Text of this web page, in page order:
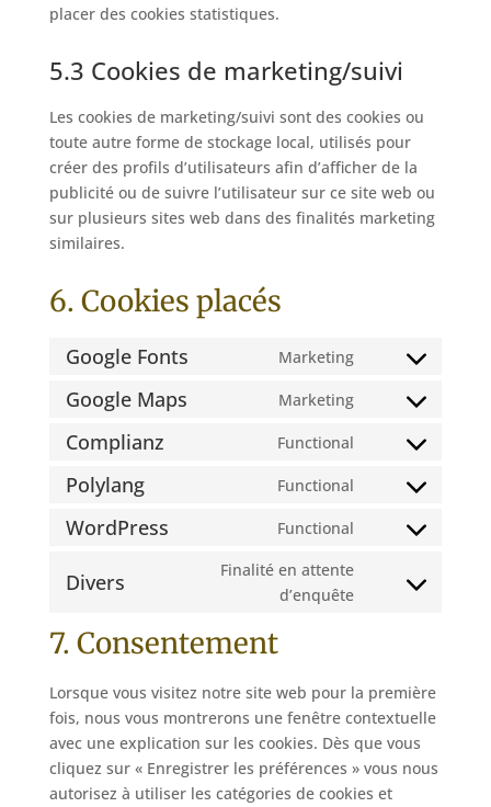
placer des cookies statistiques.
5.3 Cookies de marketing/suivi
Les cookies de marketing/suivi sont des cookies ou
toute autre forme de stockage local, utilisés pour
créer des profils d’utilisateurs afin d’afficher de la
publicité ou de suivre l’utilisateur sur ce site web ou
sur plusieurs sites web dans des finalités marketing
similaires.
6. Cookies placés
Google Fonts Marketing
Consent
google-
Google Maps Marketing
Consent
google-
Complianz Functional
Consent
complianz
Polylang Functional
Consent
WordPress Functional
Consent
service
Divers
Finalité en attente
d’enquête
Consent
7. Consentement
Lorsque vous visitez notre site web pour la première
fois, nous vous montrerons une fenêtre contextuelle
avec une explication sur les cookies. Dès que vous
cliquez sur « Enregistrer les préférences » vous nous
autorisez à utiliser les catégories de cookies et